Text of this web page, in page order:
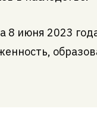
8 июня 2023